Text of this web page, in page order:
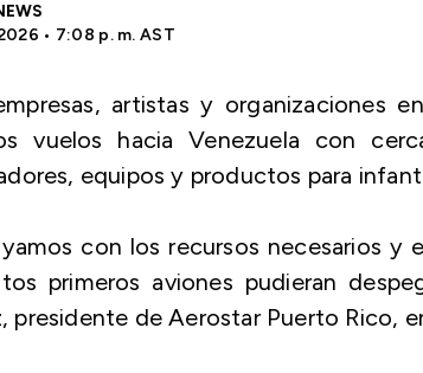
• 7:08 p. m. AST
artistas y organizaciones
vuelos hacia Venezuela con
equipos y productos para
con los recursos necesarios
primeros aviones pudieran
presidente de Aerostar Puerto Rico,